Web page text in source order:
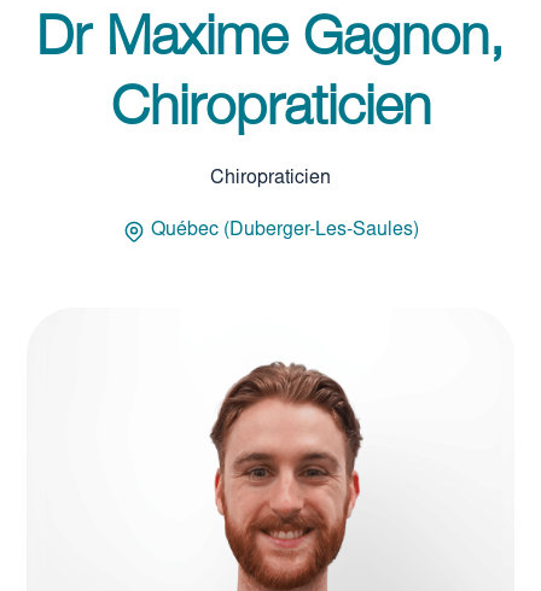
Dr Maxime Gagnon,
Chiropraticien
Chiropraticien
Québec (Duberger-Les-Saules)